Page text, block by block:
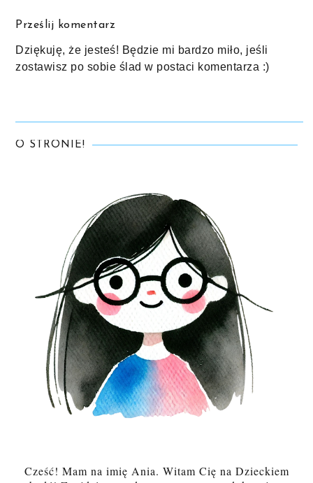
Prześlij komentarz
Dziękuję, że jesteś! Będzie mi bardzo miło, jeśli
zostawisz po sobie ślad w postaci komentarza :)
O STRONIE!
Cześć! Mam na imię Ania. Witam Cię na Dzieckiem